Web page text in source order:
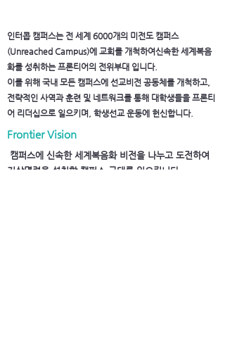
인터콥 캠퍼스는 전 세계 6000개의 미전도 캠퍼스
(Unreached Campus)에 교회를 개척하여신속한 세계복음
화를 성취하는 프론티어의 전위부대 입니다.
이를 위해 국내 모든 캠퍼스에 선교비전 공동체를 개척하고,
전략적인 사역과 훈련 및 네트워크를 통해 대학생들을 프론티
어 리더십으로 일으키며, 학생선교 운동에 헌신합니다.
Frontier Vision
캠퍼스에 신속한 세계복음화 비전을 나누고 도전하여
지상명령을 성취할 캠퍼스 군대를 일으킵니다.